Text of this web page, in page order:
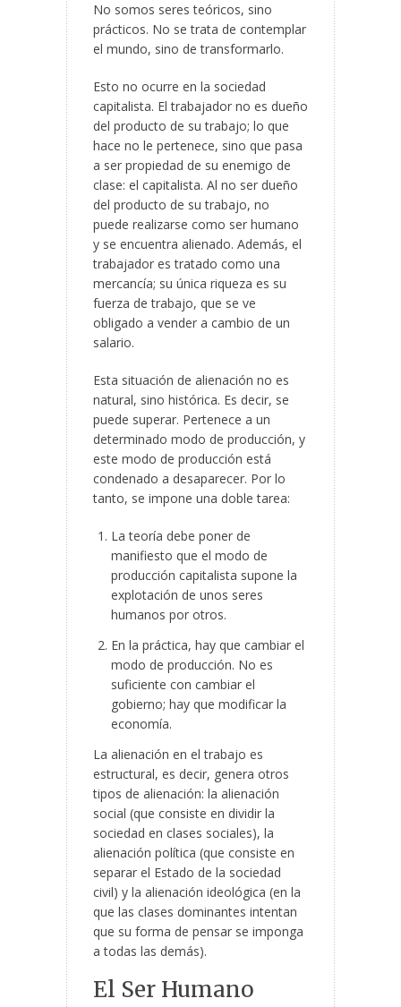
No somos seres teóricos, sino
prácticos. No se trata de contemplar
el mundo, sino de transformarlo.
Esto no ocurre en la sociedad
capitalista. El trabajador no es dueño
del producto de su trabajo; lo que
hace no le pertenece, sino que pasa
a ser propiedad de su enemigo de
clase: el capitalista. Al no ser dueño
del producto de su trabajo, no
puede realizarse como ser humano
y se encuentra alienado. Además, el
trabajador es tratado como una
mercancía; su única riqueza es su
fuerza de trabajo, que se ve
obligado a vender a cambio de un
salario.
Esta situación de alienación no es
natural, sino histórica. Es decir, se
puede superar. Pertenece a un
determinado modo de producción, y
este modo de producción está
condenado a desaparecer. Por lo
tanto, se impone una doble tarea:
La teoría debe poner de
manifiesto que el modo de
producción capitalista supone la
explotación de unos seres
humanos por otros.
En la práctica, hay que cambiar el
modo de producción. No es
suficiente con cambiar el
gobierno; hay que modificar la
economía.
La alienación en el trabajo es
estructural, es decir, genera otros
tipos de alienación: la alienación
social (que consiste en dividir la
sociedad en clases sociales), la
alienación política (que consiste en
separar el Estado de la sociedad
civil) y la alienación ideológica (en la
que las clases dominantes intentan
que su forma de pensar se imponga
a todas las demás).
El Ser Humano